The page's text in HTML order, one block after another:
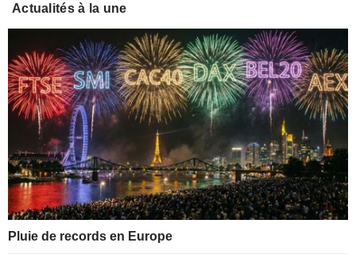
Actualités à la une
Pluie de records en Europe